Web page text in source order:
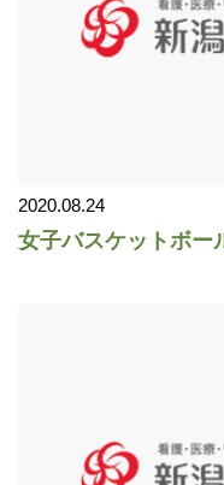
2020.08.24
女子バスケットボー